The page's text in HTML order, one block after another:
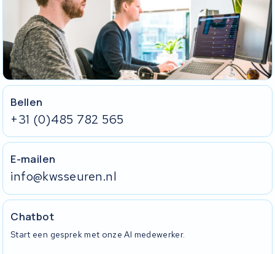
Bellen
+31 (0)485 782 565
E-mailen
info@kwsseuren.nl
Chatbot
Start een gesprek met onze AI medewerker.